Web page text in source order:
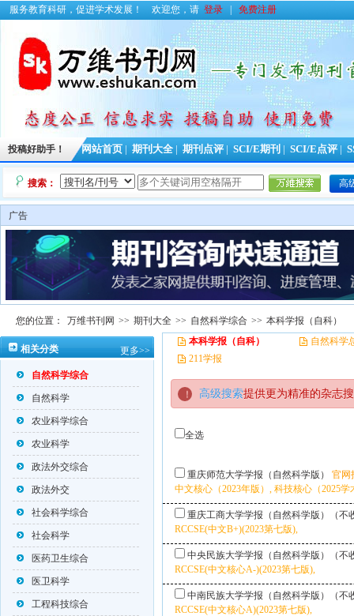
服务教育科研，促进学术发展！ 欢迎您，请 登录 免费注册
投稿好助手！ 网站首页 期刊大全 期刊点评 SCI/E期刊 SCI/E点评
搜索： 高
广告
您的位置： 万维书刊网 >> 期刊大全 >> 自然科学综合 >> 本科学报（自科）
相关分类 更多>>
自然科学综合
自然科学
农业科学综合
农业科学
政法外交综合
政法外交
社会科学综合
社会科学
医药卫生综合
医卫科学
工程科技综合
本科学报（自科）
自然科学
211学报
高级搜索提供更为精准的杂志
全选
重庆师范大学学报（自然科学版）
官网
中文核心（2023年版）, 科技核心（2025
重庆工商大学学报（自然科学版）（
RCCSE(中文B+)(2023第七版),
中央民族大学学报（自然科学版）（
RCCSE(中文核心A-)(2023第七版),
中南民族大学学报（自然科学版）（
RCCSE(中文核心A)(2023第七版),